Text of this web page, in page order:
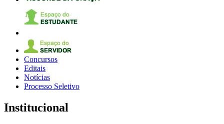
Concursos
Editais
Notícias
Processo Seletivo
Institucional